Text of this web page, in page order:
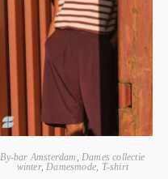
By-bar Amsterdam
Dames collectie
winter, Damesmode T-shirt